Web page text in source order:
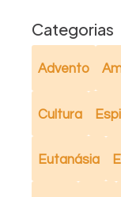
Categorias
Advento
Cultura
Eutanásia